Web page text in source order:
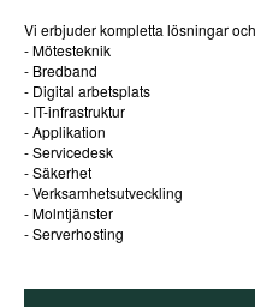
Vi erbjuder kompletta lösningar
- Mötesteknik
- Bredband
- Digital arbetsplats
- IT-infrastruktur
- Applikation
- Servicedesk
- Säkerhet
- Verksamhetsutveckling
- Molntjänster
- Serverhosting